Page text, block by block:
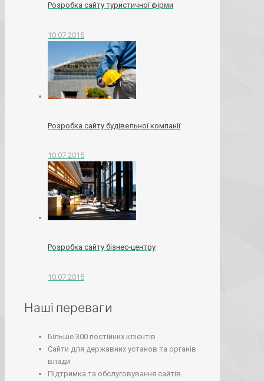
Розробка сайту туристичної фірми
10.07.2015
Розробка сайту будівельної компанії
10.07.2015
Розробка сайту бізнес-центру
10.07.2015
Наші переваги
Більше 300 постійних клієнтів
Сайти для державних установ та органів
влади
Підтримка та обслуговування сайтів